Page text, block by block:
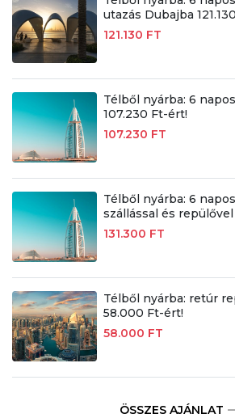
utazás Dubajba
121.130 FT
Télből nyárba: 6
107.230 Ft-ért!
107.230 FT
Télből nyárba: 6
szállással és
131.300 FT
Télből nyárba: retúr
58.000 Ft-ért!
58.000 FT
ÖSSZES AJÁNLAT